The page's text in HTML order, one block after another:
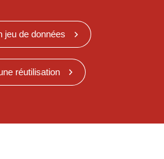
jeu de données
réutilisation